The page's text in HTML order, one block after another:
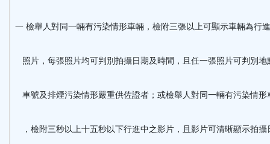
一 檢舉人對同一輛有污染情形車輛，檢附三張以上可顯示車輛為行
照片，每張照片均可判別拍攝日期及時間，且任一張照片可判別地
車號及排煙污染情形嚴重供佐證者；或檢舉人對同一輛有污染情形
，檢附三秒以上十五秒以下行進中之影片，且影片可清晰顯示拍攝